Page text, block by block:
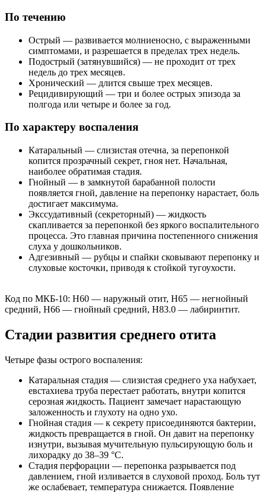
По течению
Острый — развивается молниеносно, с выраженными
симптомами, и разрешается в пределах трех недель.
Подострый (затянувшийся) — не проходит от трех
недель до трех месяцев.
Хронический — длится свыше трех месяцев.
Рецидивирующий — три и более острых эпизода за
полгода или четыре и более за год.
По характеру воспаления
Катаральный — слизистая отечна, за перепонкой
копится прозрачный секрет, гноя нет. Начальная,
наиболее обратимая стадия.
Гнойный — в замкнутой барабанной полости
появляется гной, давление на перепонку нарастает, боль
достигает максимума.
Экссудативный (секреторный) — жидкость
скапливается за перепонкой без яркого воспалительного
процесса. Это главная причина постепенного снижения
слуха у дошкольников.
Адгезивный — рубцы и спайки сковывают перепонку и
слуховые косточки, приводя к стойкой тугоухости.
Код по МКБ-10: H60 — наружный отит, H65 — негнойный
средний, H66 — гнойный средний, H83.0 — лабиринтит.
Стадии развития среднего отита
Четыре фазы острого воспаления:
Катаральная стадия — слизистая среднего уха набухает,
евстахиева труба перестает работать, внутри копится
серозная жидкость. Пациент замечает нарастающую
заложенность и глухоту на одно ухо.
Гнойная стадия — к секрету присоединяются бактерии,
жидкость превращается в гной. Он давит на перепонку
изнутри, вызывая мучительную пульсирующую боль и
лихорадку до 38–39 °C.
Стадия перфорации — перепонка разрывается под
давлением, гной изливается в слуховой проход. Боль тут
же ослабевает, температура снижается. Появление